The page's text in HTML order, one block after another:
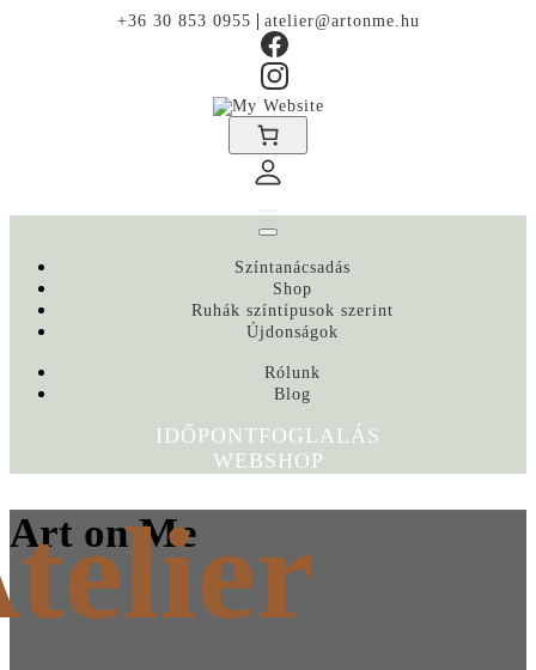
+36 30 853 0955 | atelier@artonme.hu
Színtanácsadás
Shop
Ruhák színtípusok szerint
Újdonságok
Rólunk
Blog
IDŐPONTFOGLALÁS
WEBSHOP
Art on Me